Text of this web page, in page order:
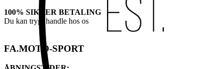
100% SIKKER BETALING
Du kan trygt handle hos os
FA.MOTO-SPORT